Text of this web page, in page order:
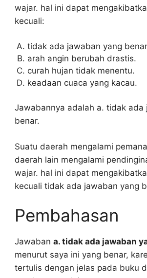
wajar. hal ini dapat
kecuali:
tidak ada jawaban yang
arah angin berubah drastis.
curah hujan tidak menentu.
keadaan cuaca yang kacau.
Jawabannya adalah a. tidak ada
benar.
Suatu daerah mengalami
daerah lain mengalami
wajar. hal ini dapat
kecuali tidak ada jawaban yang
Pembahasan
Jawaban a. tidak ada jawaban
menurut saya ini yang benar,
tertulis dengan jelas pada buku